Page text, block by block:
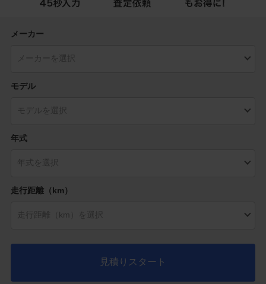
メーカー
モデル
年式
走行距離（km）
見積りスタート